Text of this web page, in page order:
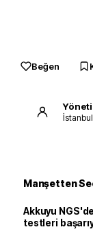
Beğen
Manşetten
Akkuyu
testleri